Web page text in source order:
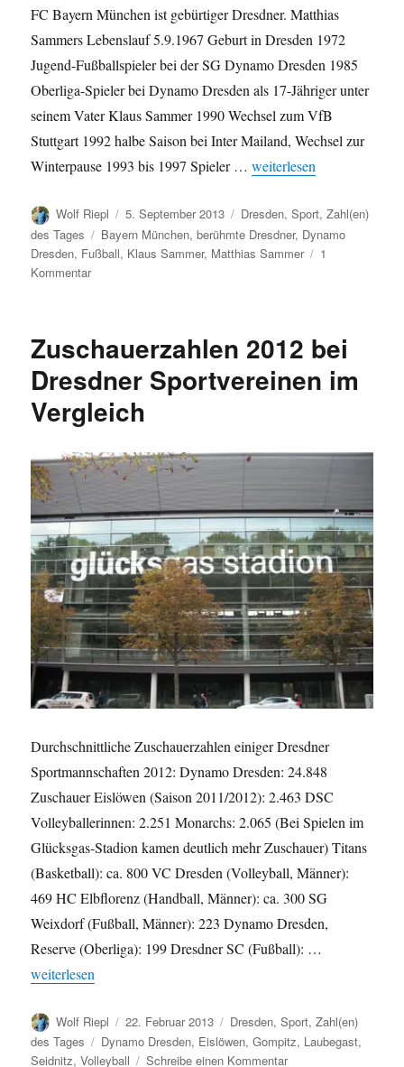
FC Bayern München ist gebürtiger Dresdner. Matthias
Sammers Lebenslauf 5.9.1967 Geburt in Dresden 1972
Jugend-Fußballspieler bei der SG Dynamo Dresden 1985
Oberliga-Spieler bei Dynamo Dresden als 17-Jähriger unter
seinem Vater Klaus Sammer 1990 Wechsel zum VfB
Stuttgart 1992 halbe Saison bei Inter Mailand, Wechsel zur
Winterpause 1993 bis 1997 Spieler …„Berühmte Dresdner:
weiterlesen
Autor
Wolf Riepl
Veröffentlicht
am
5. September 2013 Kategorien
Dresden,Sport,Zahl(en)
des Tages
Schlagwörter
Bayern München,berühmte Dresdner, Dynamo
Dresden, Fußball, Klaus Sammer, Matthias Sammer
1
Kommentarzu
Sammer
Zuschauerzahlen 2012 bei
Dresdner Sportvereinen im
Vergleich
Durchschnittliche Zuschauerzahlen einiger Dresdner
Sportmannschaften 2012: Dynamo Dresden: 24.848
Zuschauer Eislöwen (Saison 2011/2012): 2.463 DSC
Volleyballerinnen: 2.251 Monarchs: 2.065 (Bei Spielen im
Glücksgas-Stadion kamen deutlich mehr Zuschauer) Titans
(Basketball): ca. 800 VC Dresden (Volleyball, Männer):
469 HC Elbflorenz (Handball, Männer): ca. 300 SG
Weixdorf (Fußball, Männer): 223 Dynamo Dresden,
Reserve (Oberliga): 199 Dresdner SC (Fußball): …
„Zuschauerzahlen 2012 bei Dresdner Sportvereinen im
weiterlesen
Autor
Wolf Riepl
Veröffentlicht
am
22. Februar 2013 Kategorien
Dresden,Sport,Zahl(en)
des Tages
Schlagwörter
Dynamo Dresden, Eislöwen,Gompitz, Laubegast,
Seidnitz,Volleyball Schreibe einen Kommentarzu